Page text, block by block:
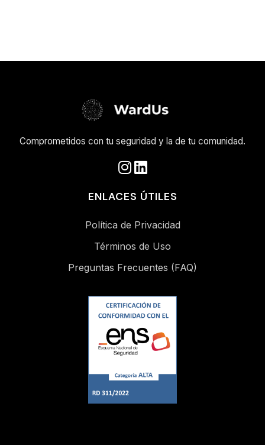
Comprometidos con tu seguridad y la de tu comunidad.
ENLACES ÚTILES
Política de Privacidad
Términos de Uso
Preguntas Frecuentes (FAQ)